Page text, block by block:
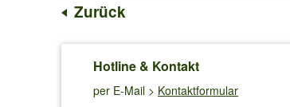
Zurück
Hotline & Kontakt
per E-Mail > Kontaktformular